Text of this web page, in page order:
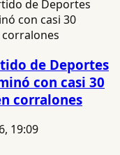
de Deportes
con casi 30
corralones
19:09